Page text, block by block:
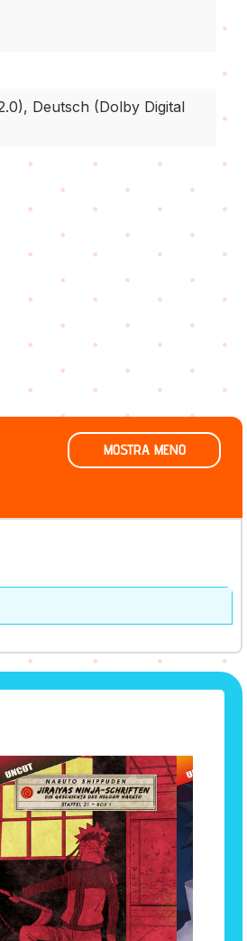
Deutsch (Dolby Digital
MOSTRA MENO